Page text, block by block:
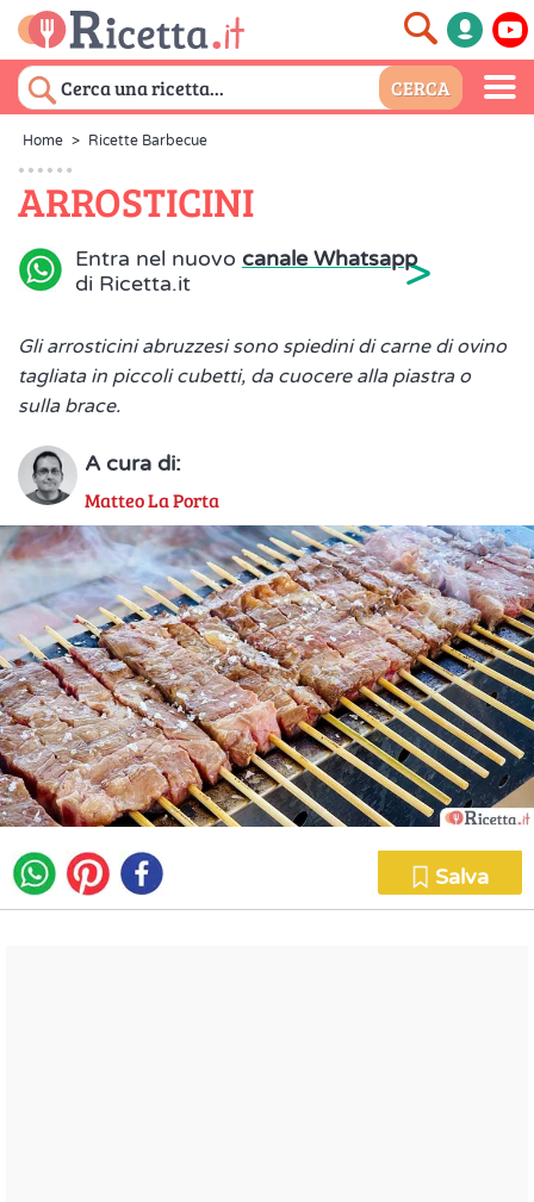
Home > Ricette Barbecue
ARROSTICINI
Entra nel nuovo canale Whatsapp
di Ricetta.it
>
Gli arrosticini abruzzesi sono spiedini di carne di ovino
tagliata in piccoli cubetti, da cuocere alla piastra o
sulla brace.
A cura di:
Matteo La Porta
Salva